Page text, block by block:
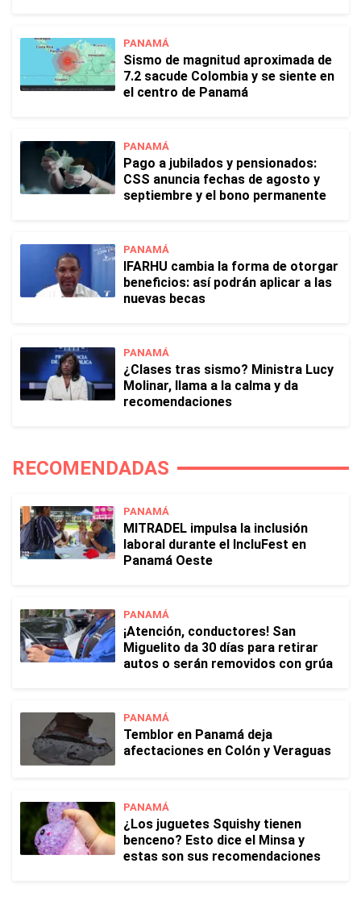
PANAMÁ
Sismo de magnitud aproximada de
7.2 sacude Colombia y se siente en
el centro de Panamá
PANAMÁ
Pago a jubilados y pensionados:
CSS anuncia fechas de agosto y
septiembre y el bono permanente
PANAMÁ
IFARHU cambia la forma de otorgar
beneficios: así podrán aplicar a las
nuevas becas
PANAMÁ
¿Clases tras sismo? Ministra Lucy
Molinar, llama a la calma y da
recomendaciones
RECOMENDADAS
PANAMÁ
MITRADEL impulsa la inclusión
laboral durante el IncluFest en
Panamá Oeste
PANAMÁ
¡Atención, conductores! San
Miguelito da 30 días para retirar
autos o serán removidos con grúa
PANAMÁ
Temblor en Panamá deja
afectaciones en Colón y Veraguas
PANAMÁ
¿Los juguetes Squishy tienen
benceno? Esto dice el Minsa y
estas son sus recomendaciones